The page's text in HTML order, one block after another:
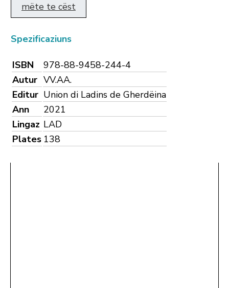
mëte te cëst
Spezificaziuns
ISBN
978-88-9458-244-4
Autur VV.AA.
Editur Union di Ladins de Gherdëina
Ann
2021
Lingaz LAD
Plates 138